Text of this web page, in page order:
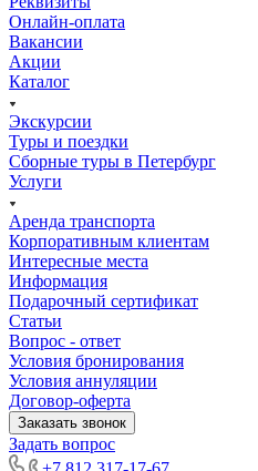
мы слушали вас с огромным
интересного вы нам поведали за
огромное Эксперт Туру и
Санкт-Петербурге с 22 июля
увидимся ещё не раз и
удалось в этот раз!
Онлайн-оплата
Вакансии
Акции
Каталог
Экскурсии
Туры и поездки
Сборные туры в Петербург
Услуги
Аренда транспорта
Корпоративным клиентам
Интересные места
Информация
Подарочный сертификат
Статьи
Вопрос - ответ
Условия бронирования
Условия аннуляции
Договор-оферта
Заказать звонок
Задать вопрос